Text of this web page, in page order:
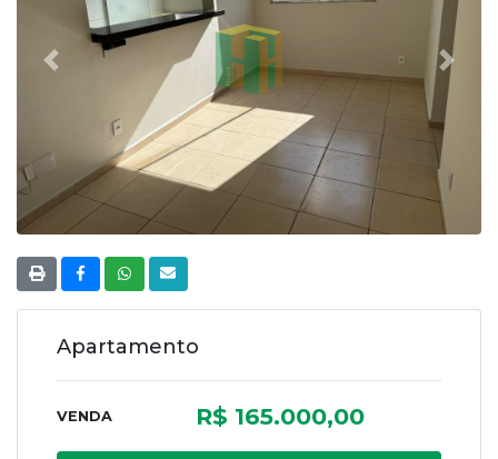
Anterior
Apartamento
VENDA R$ 165.000,00